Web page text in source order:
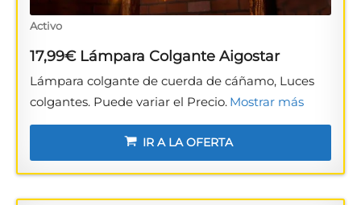
Activo
17,99€ Lámpara Colgante Aigostar
Lámpara colgante de cuerda de cáñamo, Luces
colgantes. Puede variar el Precio. Mostrar más
IR A LA OFERTA